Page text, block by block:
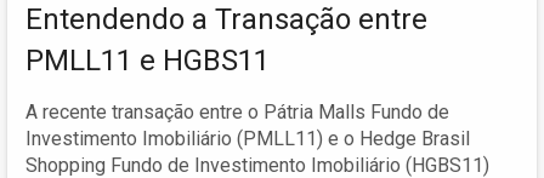
Entendendo a Transação entre
PMLL11 e HGBS11
A recente transação entre o Pátria Malls Fundo de
Investimento Imobiliário (PMLL11) e o Hedge Brasil
Shopping Fundo de Investimento Imobiliário (HGBS11)